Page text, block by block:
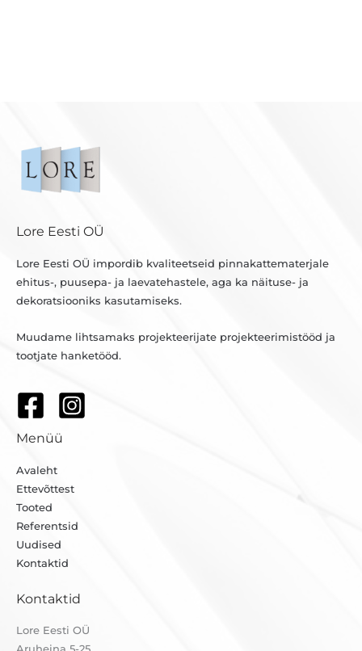
Lore Eesti OÜ
Lore Eesti OÜ impordib kvaliteetseid pinnakattematerjale
ehitus-, puusepa- ja laevatehastele, aga ka näituse- ja
dekoratsiooniks kasutamiseks.
Muudame lihtsamaks projekteerijate projekteerimistööd ja
tootjate hanketööd.
Menüü
Avaleht
Ettevõttest
Tooted
Referentsid
Uudised
Kontaktid
Kontaktid
Lore Eesti OÜ